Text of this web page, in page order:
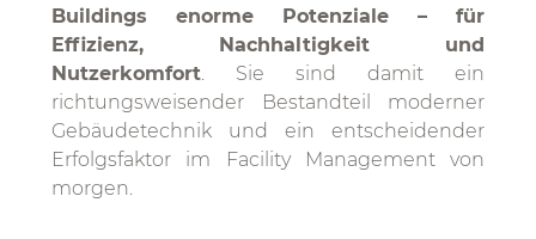
Buildings enorme Potenziale – für
Effizienz, Nachhaltigkeit und
Nutzerkomfort. Sie sind damit ein
richtungsweisender Bestandteil moderner
Gebäudetechnik und ein entscheidender
Erfolgsfaktor im Facility Management von
morgen.